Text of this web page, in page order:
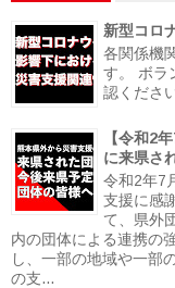
新型コロ
各関係機
す。 ボラ
認ください
【令和2
に来県さ
令和2年7
支援に感
て、県外
内の団体による連携の
し、一部の地域や一部
の支...